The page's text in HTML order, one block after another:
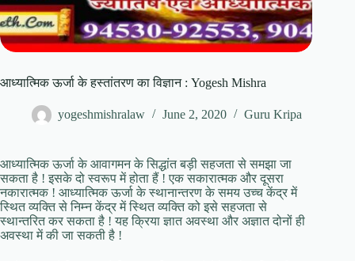
आध्यात्मिक ऊर्जा के हस्तांतरण का विज्ञान : Yogesh Mishra
yogeshmishralaw June 2, 2020 Guru Kripa
आध्यात्मिक ऊर्जा के आवागमन के सिद्धांत बड़ी सहजता से समझा जा
सकता है ! इसके दो स्वरूप में होता हैं ! एक सकारात्मक और दूसरा
नकारात्मक ! आध्यात्मिक ऊर्जा के स्थानान्तरण के समय उच्च केंद्र में
स्थित व्यक्ति से निम्न केंद्र में स्थित व्यक्ति को इसे सहजता से
स्थान्तरित कर सकता है ! यह क्रिया ज्ञात अवस्था और अज्ञात दोनों ही
अवस्था में की जा सकती है !